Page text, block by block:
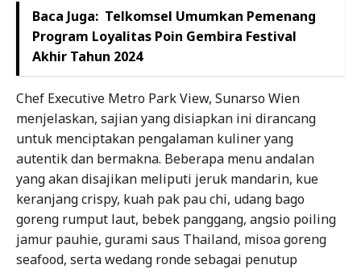
Baca Juga: Telkomsel Umumkan Pemenang
Program Loyalitas Poin Gembira Festival
Akhir Tahun 2024
Chef Executive Metro Park View, Sunarso Wien
menjelaskan, sajian yang disiapkan ini dirancang
untuk menciptakan pengalaman kuliner yang
autentik dan bermakna. Beberapa menu andalan
yang akan disajikan meliputi jeruk mandarin, kue
keranjang crispy, kuah pak pau chi, udang bago
goreng rumput laut, bebek panggang, angsio poiling
jamur pauhie, gurami saus Thailand, misoa goreng
seafood, serta wedang ronde sebagai penutup